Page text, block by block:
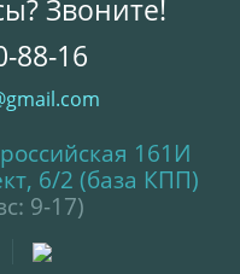
Звоните!
88-16
161И
6/2 (база КПП)
9-17)